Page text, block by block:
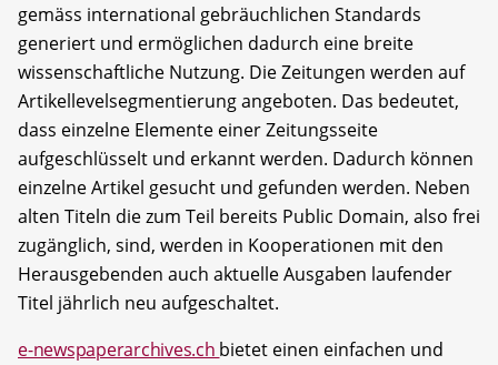
gemäss international gebräuchlichen Standards
generiert und ermöglichen dadurch eine breite
wissenschaftliche Nutzung. Die Zeitungen werden auf
Artikellevelsegmentierung angeboten. Das bedeutet,
dass einzelne Elemente einer Zeitungsseite
aufgeschlüsselt und erkannt werden. Dadurch können
einzelne Artikel gesucht und gefunden werden. Neben
alten Titeln die zum Teil bereits Public Domain, also frei
zugänglich, sind, werden in Kooperationen mit den
Herausgebenden auch aktuelle Ausgaben laufender
Titel jährlich neu aufgeschaltet.
e-newspaperarchives.ch bietet einen einfachen und